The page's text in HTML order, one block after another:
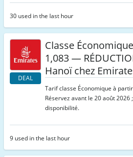
30 used in the last hour
DEAL
Classe
1,083 —
Hanoï chez
Tarif classe Économique à
Réservez avant le 20 août
disponibilité.
9 used in the last hour